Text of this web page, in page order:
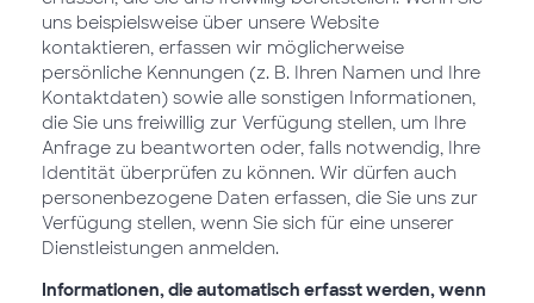
uns beispielsweise über unsere Website
kontaktieren, erfassen wir möglicherweise
persönliche Kennungen (z. B. Ihren Namen und Ihre
Kontaktdaten) sowie alle sonstigen Informationen,
die Sie uns freiwillig zur Verfügung stellen, um Ihre
Anfrage zu beantworten oder, falls notwendig, Ihre
Identität überprüfen zu können. Wir dürfen auch
personenbezogene Daten erfassen, die Sie uns zur
Verfügung stellen, wenn Sie sich für eine unserer
Dienstleistungen anmelden.
Informationen, die automatisch erfasst werden, wenn